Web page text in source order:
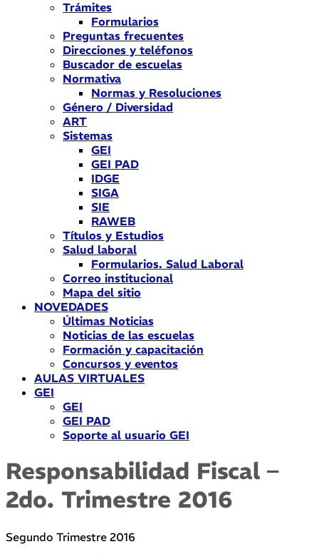
Trámites
Formularios
Preguntas frecuentes
Direcciones y teléfonos
Buscador de escuelas
Normativa
Normas y Resoluciones
Género / Diversidad
ART
Sistemas
GEI
GEI PAD
IDGE
SIGA
SIE
RAWEB
Títulos y Estudios
Salud laboral
Formularios. Salud Laboral
Correo institucional
Mapa del sitio
NOVEDADES
Últimas Noticias
Noticias de las escuelas
Formación y capacitación
Concursos y eventos
AULAS VIRTUALES
GEI
GEI
GEI PAD
Soporte al usuario GEI
Responsabilidad Fiscal –
2do. Trimestre 2016
Segundo Trimestre 2016